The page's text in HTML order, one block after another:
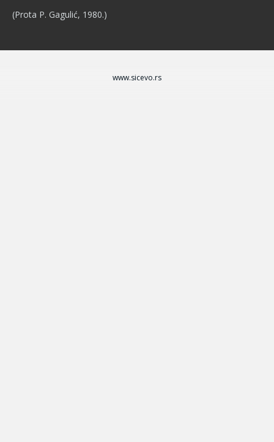
(Prota P. Gagulić, 1980.)
www.sicevo.rs